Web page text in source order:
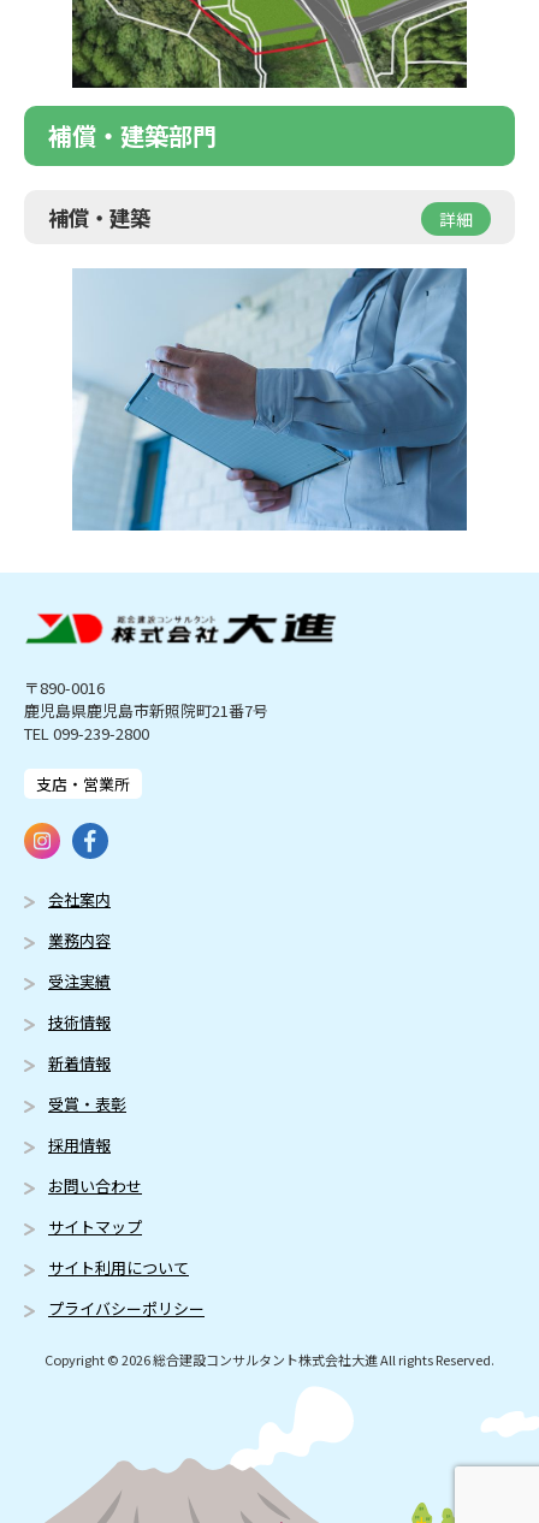
補償・建築部門
補償・建築 詳細
〒890-0016
鹿児島県鹿児島市新照院町21番7号
TEL 099-239-2800
支店・営業所
会社案内
業務内容
受注実績
技術情報
新着情報
受賞・表彰
採用情報
お問い合わせ
サイトマップ
サイト利用について
プライバシーポリシー
Copyright © 2026 総合建設コンサルタント株式会社大進 All rights Reserved.